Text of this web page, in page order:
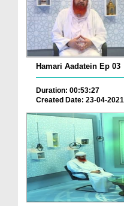
Hamari Aadatein Ep 03
Duration: 00:53:27
Created Date: 23-04-2021